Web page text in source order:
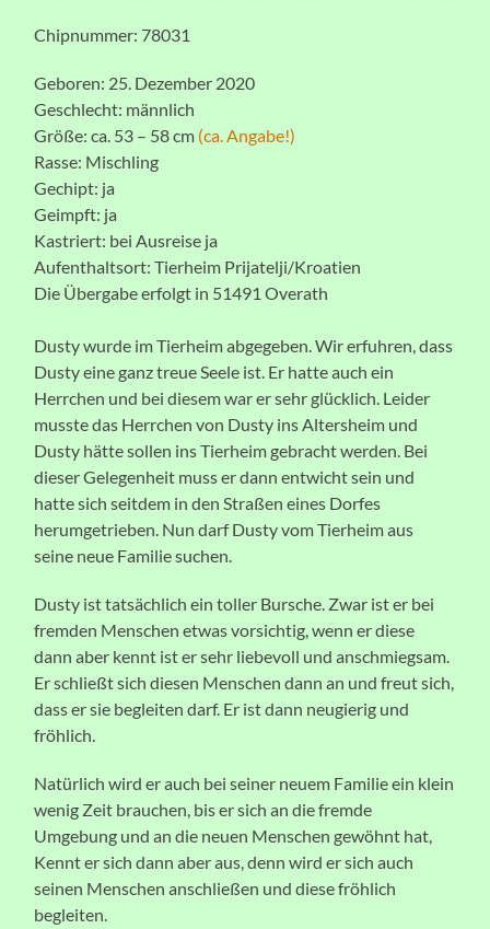
Chipnummer: 78031
Geboren: 25. Dezember 2020
Geschlecht: männlich
Größe: ca. 53 – 58 cm (ca. Angabe!)
Rasse: Mischling
Gechipt: ja
Geimpft: ja
Kastriert: bei Ausreise ja
Aufenthaltsort: Tierheim Prijatelji/Kroatien
Die Übergabe erfolgt in 51491 Overath
Dusty wurde im Tierheim abgegeben. Wir erfuhren, dass
Dusty eine ganz treue Seele ist. Er hatte auch ein
Herrchen und bei diesem war er sehr glücklich. Leider
musste das Herrchen von Dusty ins Altersheim und
Dusty hätte sollen ins Tierheim gebracht werden. Bei
dieser Gelegenheit muss er dann entwicht sein und
hatte sich seitdem in den Straßen eines Dorfes
herumgetrieben. Nun darf Dusty vom Tierheim aus
seine neue Familie suchen.
Dusty ist tatsächlich ein toller Bursche. Zwar ist er bei
fremden Menschen etwas vorsichtig, wenn er diese
dann aber kennt ist er sehr liebevoll und anschmiegsam.
Er schließt sich diesen Menschen dann an und freut sich,
dass er sie begleiten darf. Er ist dann neugierig und
fröhlich.
Natürlich wird er auch bei seiner neuem Familie ein klein
wenig Zeit brauchen, bis er sich an die fremde
Umgebung und an die neuen Menschen gewöhnt hat,
Kennt er sich dann aber aus, denn wird er sich auch
seinen Menschen anschließen und diese fröhlich
begleiten.